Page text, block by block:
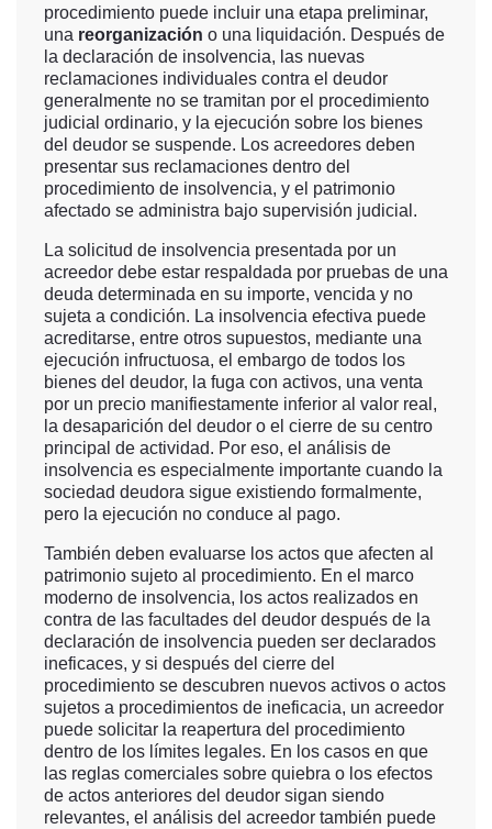
procedimiento puede incluir una etapa preliminar,
una reorganización o una liquidación. Después de
la declaración de insolvencia, las nuevas
reclamaciones individuales contra el deudor
generalmente no se tramitan por el procedimiento
judicial ordinario, y la ejecución sobre los bienes
del deudor se suspende. Los acreedores deben
presentar sus reclamaciones dentro del
procedimiento de insolvencia, y el patrimonio
afectado se administra bajo supervisión judicial.
La solicitud de insolvencia presentada por un
acreedor debe estar respaldada por pruebas de una
deuda determinada en su importe, vencida y no
sujeta a condición. La insolvencia efectiva puede
acreditarse, entre otros supuestos, mediante una
ejecución infructuosa, el embargo de todos los
bienes del deudor, la fuga con activos, una venta
por un precio manifiestamente inferior al valor real,
la desaparición del deudor o el cierre de su centro
principal de actividad. Por eso, el análisis de
insolvencia es especialmente importante cuando la
sociedad deudora sigue existiendo formalmente,
pero la ejecución no conduce al pago.
También deben evaluarse los actos que afecten al
patrimonio sujeto al procedimiento. En el marco
moderno de insolvencia, los actos realizados en
contra de las facultades del deudor después de la
declaración de insolvencia pueden ser declarados
ineficaces, y si después del cierre del
procedimiento se descubren nuevos activos o actos
sujetos a procedimientos de ineficacia, un acreedor
puede solicitar la reapertura del procedimiento
dentro de los límites legales. En los casos en que
las reglas comerciales sobre quiebra o los efectos
de actos anteriores del deudor sigan siendo
relevantes, el análisis del acreedor también puede